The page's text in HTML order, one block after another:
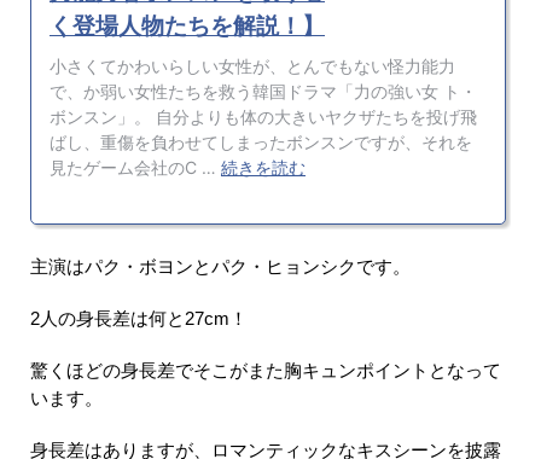
主演はパク・ボヨンとパク・ヒョンシクです。
2人の身長差は何と27cm！
驚くほどの身長差でそこがまた胸キュンポイントとなって
います。
身長差はありますが、ロマンティックなキスシーンを披露